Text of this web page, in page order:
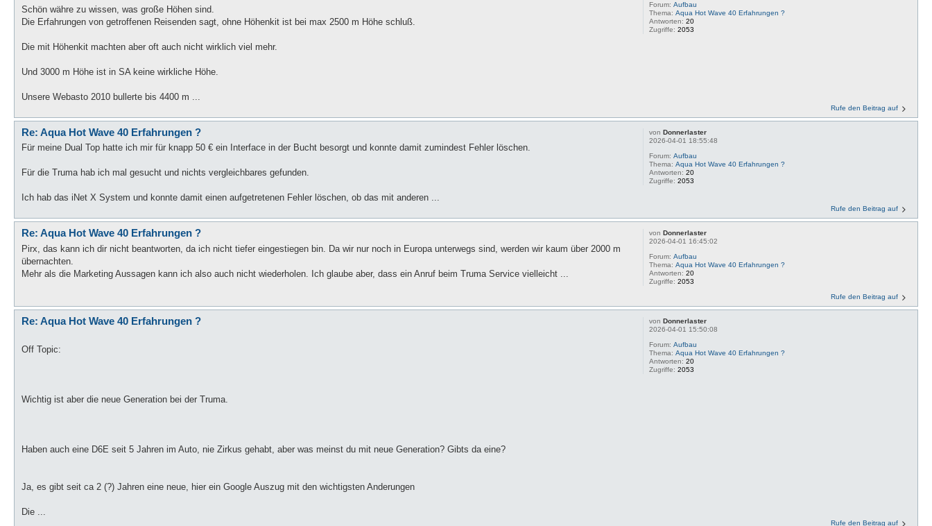
Forum:Aufbau
Thema:Aqua Hot Wave 40 Erfahrungen ?
Antworten:20
Zugriffe:2053
Schön währe zu wissen, was große Höhen sind.
Die Erfahrungen von getroffenen Reisenden sagt, ohne Höhenkit ist bei max 2500 m Höhe schluß.
Die mit Höhenkit machten aber oft auch nicht wirklich viel mehr.
Und 3000 m Höhe ist in SA keine wirkliche Höhe.
Unsere Webasto 2010 bullerte bis 4400 m ...
Rufe den Beitrag auf
vonDonnerlaster
2026-04-01 18:55:48
Forum:Aufbau
Thema:Aqua Hot Wave 40 Erfahrungen ?
Antworten:20
Zugriffe:2053
Re: Aqua Hot Wave 40 Erfahrungen ?
Für meine Dual Top hatte ich mir für knapp 50 € ein Interface in der Bucht besorgt und konnte damit zumindest Fehler löschen.
Für die Truma hab ich mal gesucht und nichts vergleichbares gefunden.
Ich hab das iNet X System und konnte damit einen aufgetretenen Fehler löschen, ob das mit anderen ...
Rufe den Beitrag auf
vonDonnerlaster
2026-04-01 16:45:02
Forum:Aufbau
Thema:Aqua Hot Wave 40 Erfahrungen ?
Antworten:20
Zugriffe:2053
Re: Aqua Hot Wave 40 Erfahrungen ?
Pirx, das kann ich dir nicht beantworten, da ich nicht tiefer eingestiegen bin. Da wir nur noch in Europa unterwegs sind, werden wir kaum über 2000 m
übernachten.
Mehr als die Marketing Aussagen kann ich also auch nicht wiederholen. Ich glaube aber, dass ein Anruf beim Truma Service vielleicht ...
Rufe den Beitrag auf
vonDonnerlaster
2026-04-01 15:50:08
Forum:Aufbau
Thema:Aqua Hot Wave 40 Erfahrungen ?
Antworten:20
Zugriffe:2053
Re: Aqua Hot Wave 40 Erfahrungen ?
Off Topic:
Wichtig ist aber die neue Generation bei der Truma.
Haben auch eine D6E seit 5 Jahren im Auto, nie Zirkus gehabt, aber was meinst du mit neue Generation? Gibts da eine?
Ja, es gibt seit ca 2 (?) Jahren eine neue, hier ein Google Auszug mit den wichtigsten Anderungen
Die ...
Rufe den Beitrag auf